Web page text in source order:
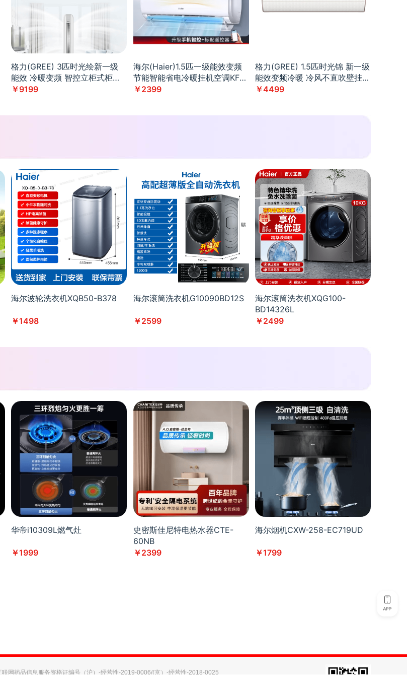
格力(GREE) 3匹时光绘新一级
能效 冷暖变频 智控立柜式柜机
空调KFR-
￥9199
海尔(Haier)1.5匹一级能效变频
节能智能省电冷暖挂机空调KFR-
35GW/B1KDD81U1
￥2399
格力(GREE) 1.5匹时光锦 新一级
能效变频冷暖 冷风不直吹壁挂
式空调KFR-
￥4499
海尔波轮洗衣机XQB50-B378
￥1498
海尔滚筒洗衣机G10090BD12S
￥2599
海尔滚筒洗衣机XQG100-
BD14326L
￥2499
华帝i10309L燃气灶
￥1999
史密斯佳尼特电热水器CTE-
60NB
￥2399
海尔烟机CXW-258-EC719UD
￥1799
联网药品信息服务资格证编号（沪）-经营性-2019-0006/(京）-经营性-2018-0025